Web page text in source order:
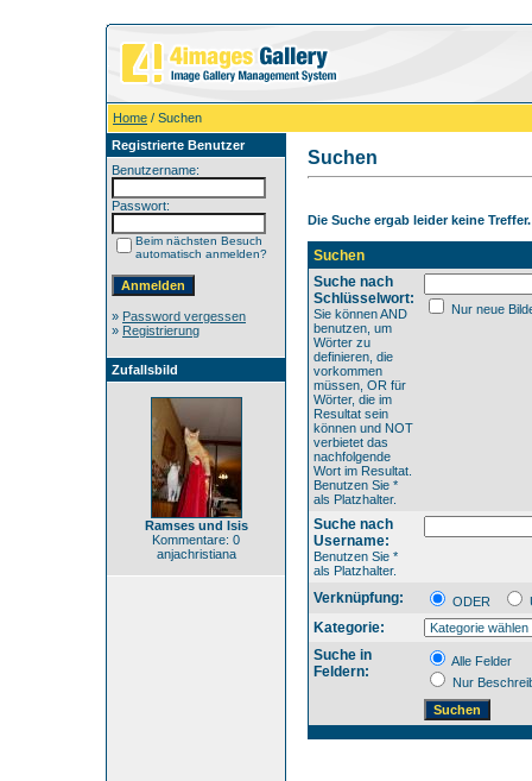
Home / Suchen
Registrierte Benutzer
Benutzername:
Passwort:
Beim nächsten Besuch
automatisch anmelden?
» Password vergessen
» Registrierung
Zufallsbild
Ramses und Isis
Kommentare: 0
anjachristiana
Suchen
Die Suche ergab leider keine Treffer.
Suchen
Suche nach
Schlüsselwort:
Sie können AND
benutzen, um
Wörter zu
definieren, die
vorkommen
müssen, OR für
Wörter, die im
Resultat sein
können und NOT
verbietet das
nachfolgende
Wort im Resultat.
Benutzen Sie *
als Platzhalter.
Nur neue
Suche nach
Username:
Benutzen Sie *
als Platzhalter.
Verknüpfung: ODER
Kategorie:
Suche in
Feldern:
Alle Felder
Nur